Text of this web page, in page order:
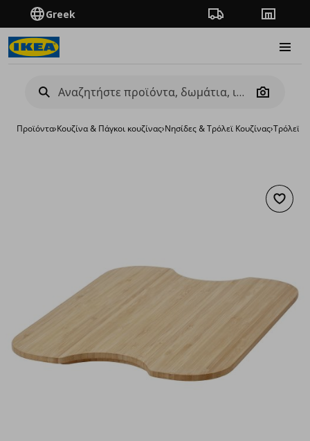
Greek Πορεία παραγγελίας
Camera
Προϊόντα›Κουζίνα & Πάγκοι κουζίνας›Νησίδες & Τρόλεϊ Κουζίνας›Τρόλεϊ